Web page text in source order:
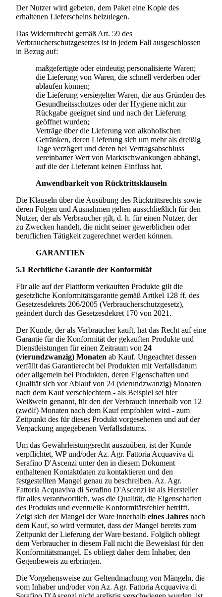
Der Nutzer wird gebeten, dem Paket eine Kopie des
erhaltenen Lieferscheins beizulegen.
Das Widerrufrecht gemäß Art. 59 des
Verbraucherschutzgesetzes ist in jedem Fall ausgeschlossen
in Bezug auf:
maßgefertigte oder eindeutig personalisierte Waren;
die Lieferung von Waren, die schnell verderben oder
ablaufen können;
die Lieferung versiegelter Waren, die aus Gründen des
Gesundheitsschutzes oder der Hygiene nicht zur
Rückgabe geeignet sind und nach der Lieferung
geöffnet wurden;
Verträge über die Lieferung von alkoholischen
Getränken, deren Lieferung sich um mehr als dreißig
Tage verzögert und deren bei Vertragsabschluss
vereinbarter Wert von Marktschwankungen abhängt,
auf die der Lieferant keinen Einfluss hat.
Anwendbarkeit von Rücktrittsklauseln
Die Klauseln über die Ausübung des Rücktrittsrechts sowie
deren Folgen und Ausnahmen gelten ausschließlich für den
Nutzer, der als Verbraucher gilt, d. h. für einen Nutzer, der
zu Zwecken handelt, die nicht seiner gewerblichen oder
beruflichen Tätigkeit zugerechnet werden können.
GARANTIEN
5.1 Rechtliche Garantie der Konformität
Für alle auf der Plattform verkauften Produkte gilt die
gesetzliche Konformitätsgarantie gemäß Artikel 128 ff. des
Gesetzesdekrets 206/2005 (Verbraucherschutzgesetz),
geändert durch das Gesetzesdekret 170 von 2021.
Der Kunde, der als Verbraucher kauft, hat das Recht auf eine
Garantie für die Konformität der gekauften Produkte und
Dienstleistungen für einen Zeitraum von 24
(vierundzwanzig) Monaten ab Kauf. Ungeachtet dessen
verfällt das Garantierecht bei Produkten mit Verfallsdatum
oder allgemein bei Produkten, deren Eigenschaften und
Qualität sich vor Ablauf von 24 (vierundzwanzig) Monaten
nach dem Kauf verschlechtern - als Beispiel sei hier
Weißwein genannt, für den der Verbrauch innerhalb von 12
(zwölf) Monaten nach dem Kauf empfohlen wird - zum
Zeitpunkt des für dieses Produkt vorgesehenen und auf der
Verpackung angegebenen Verfallsdatums.
Um das Gewährleistungsrecht auszuüben, ist der Kunde
verpflichtet, WP und/oderAz. Agr. Fattoria Acquaviva di
Serafino D'Ascenzi unter den in diesem Dokument
enthaltenen Kontaktdaten zu kontaktieren und den
festgestellten Mangel genau zu beschreiben. Az. Agr.
Fattoria Acquaviva di Serafino D'Ascenzi ist als Hersteller
für alles verantwortlich, was die Qualität, die Eigenschaften
des Produkts und eventuelle Konformitätsfehler betrifft.
Zeigt sich der Mangel der Ware innerhalb eines Jahres nach
dem Kauf, so wird vermutet, dass der Mangel bereits zum
Zeitpunkt der Lieferung der Ware bestand. Folglich obliegt
dem Verbraucher in diesem Fall nicht die Beweislast für den
Konformitätsmangel. Es obliegt daher dem Inhaber, den
Gegenbeweis zu erbringen.
Die Vorgehensweise zur Geltendmachung von Mängeln, die
vom Inhaber und/oder von Az. Agr. Fattoria Acquaviva di